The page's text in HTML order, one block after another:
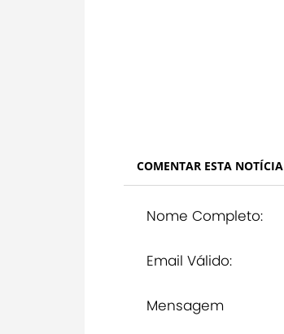
COMENTAR ESTA NOTÍCIA
Nome Completo:
Email Válido:
Mensagem